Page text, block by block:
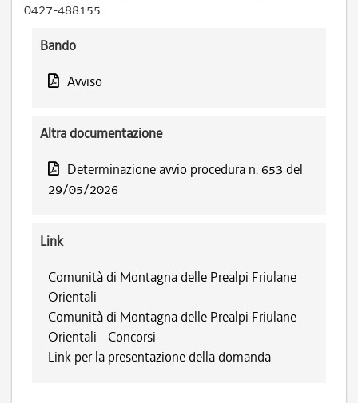
0427-488155.
Bando
Avviso
Altra documentazione
Determinazione avvio procedura n. 653 del
29/05/2026
Link
Comunità di Montagna delle Prealpi Friulane
Orientali
Comunità di Montagna delle Prealpi Friulane
Orientali - Concorsi
Link per la presentazione della domanda